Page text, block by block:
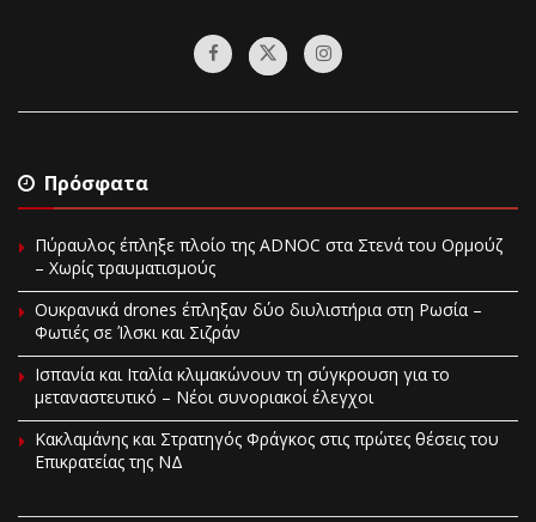
Πρόσφατα
Πύραυλος έπληξε πλοίο της ADNOC στα Στενά του Ορμούζ
– Χωρίς τραυματισμούς
Ουκρανικά drones έπληξαν δύο διυλιστήρια στη Ρωσία –
Φωτιές σε Ίλσκι και Σιζράν
Ισπανία και Ιταλία κλιμακώνουν τη σύγκρουση για το
μεταναστευτικό – Νέοι συνοριακοί έλεγχοι
Κακλαμάνης και Στρατηγός Φράγκος στις πρώτες θέσεις του
Επικρατείας της ΝΔ